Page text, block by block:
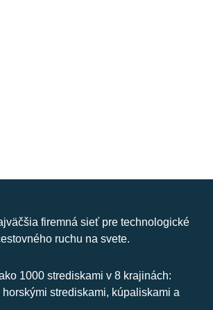
firemná sieť pre technologické
ruchu na svete.
1000 strediskami v 8 krajinách:
strediskami, kúpaliskami a